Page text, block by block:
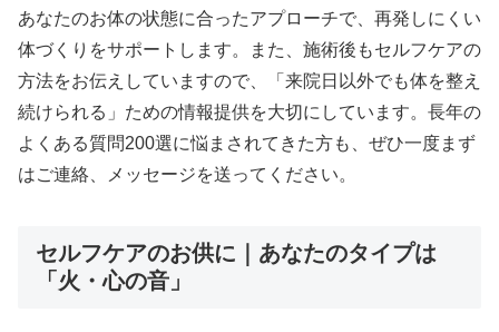
あなたのお体の状態に合ったアプローチで、再発しにくい
体づくりをサポートします。また、施術後もセルフケアの
方法をお伝えしていますので、「来院日以外でも体を整え
続けられる」ための情報提供を大切にしています。長年の
よくある質問200選に悩まされてきた方も、ぜひ一度まず
はご連絡、メッセージを送ってください。
セルフケアのお供に｜あなたのタイプは
「火・心の音」